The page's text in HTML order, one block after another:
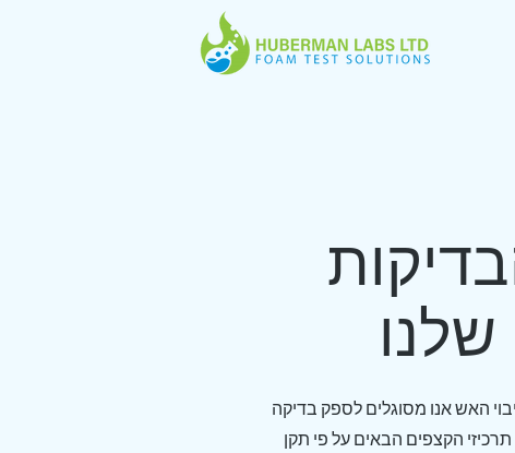
שלנו
האש אנו מסוגלים לספק בדיקה
תרכיזי הקצפים הבאים על פי תקן